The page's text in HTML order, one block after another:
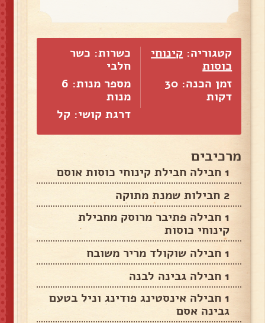
קטגוריה: קינוחי
כוסות
זמן הכנה: 30
דקות
כשרות: כשר
חלבי
מספר מנות: 6
מנות
דרגת קושי: קל
מרכיבים
1 חבילה חבילת קינוחי כוסות אוסם
2 חבילות שמנת מתוקה
1 חבילה פתיבר מרוסק מחבילת
קינוחי כוסות
1 חבילה שוקולד מריר משובח
1 חבילה גבינה לבנה
1 חבילה אינסטינג פודינג וניל בטעם
גבינה אסם